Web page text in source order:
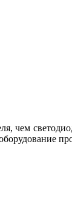
чем